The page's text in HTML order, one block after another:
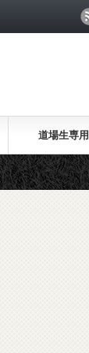
道場生専用